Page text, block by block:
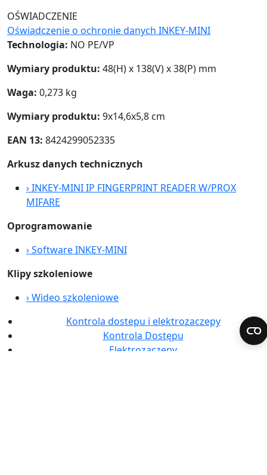
OŚWIADCZENIE
Oświadczenie o ochronie danych INKEY-MINI
Technologia: NO PE/VP
Wymiary produktu: 48(H) x 138(V) x 38(P) mm
Waga: 0,273 kg
Wymiary produktu: 9x14,6x5,8 cm
EAN 13: 8424299052335
Arkusz danych technicznych
›INKEY-MINI IP FINGERPRINT READER W/PROX
MIFARE
Oprogramowanie
›Software INKEY-MINI
Klipy szkoleniowe
›Wideo szkoleniowe
Kontrola dostepu i elektrozaczepy
Kontrola Dostępu
Elektrozaczepy